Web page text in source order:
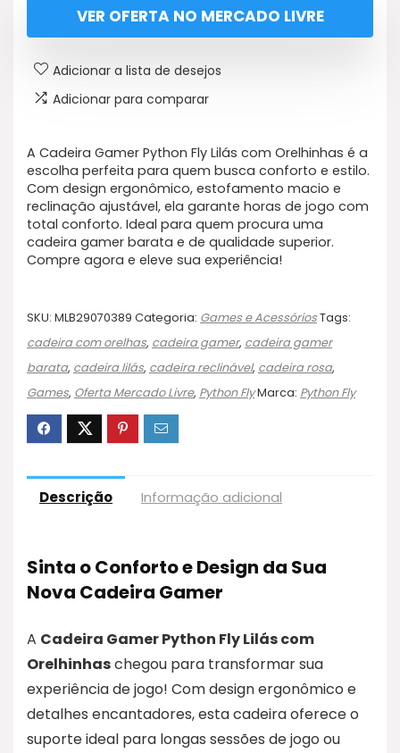
VER OFERTA NO MERCADO LIVRE
Adicionar a lista de desejos
Adicionar para comparar
A Cadeira Gamer Python Fly Lilás com Orelhinhas é a
escolha perfeita para quem busca conforto e estilo.
Com design ergonômico, estofamento macio e
reclinação ajustável, ela garante horas de jogo com
total conforto. Ideal para quem procura uma
cadeira gamer barata e de qualidade superior.
Compre agora e eleve sua experiência!
SKU: MLB29070389 Categoria: Games e AcessóriosTags:
cadeira com orelhas, cadeira gamer, cadeira gamer
barata, cadeira lilás, cadeira reclinável, cadeira rosa,
Games, Oferta Mercado Livre, Python FlyMarca: Python Fly
Descrição Informação adicional
Sinta o Conforto e Design da Sua
Nova Cadeira Gamer
A Cadeira Gamer Python Fly Lilás com
Orelhinhaschegou para transformar sua
experiência de jogo! Com design ergonômico e
detalhes encantadores, esta cadeira oferece o
suporte ideal para longas sessões de jogo ou